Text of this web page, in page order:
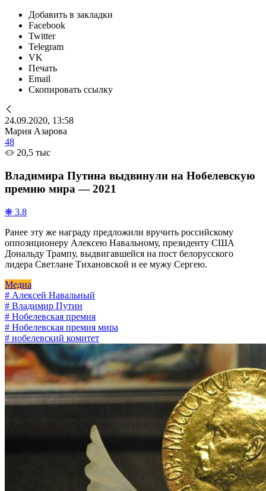
Добавить в закладки
Facebook
Twitter
Telegram
VK
Печать
Email
Скопировать ссылку
24.09.2020, 13:58
Мария Азарова
48
20,5 тыс
Владимира Путина выдвинули на Нобелевскую
премию мира — 2021
❋ 3.8
Ранее эту же награду предложили вручить российскому
оппозиционеру Алексею Навальному, президенту США
Дональду Трампу, выдвигавшейся на пост белорусского
лидера Светлане Тихановской и ее мужу Сергею.
Медиа
# Алексей Навальный
# Владимир Путин
# Нобелевская премия
# Нобелевская премия мира
# нобелевский комитет